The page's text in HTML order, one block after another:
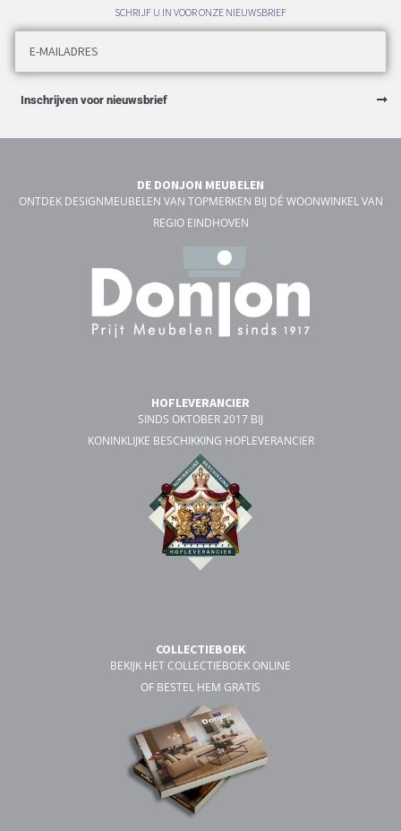
SCHRIJF U IN VOOR ONZE NIEUWSBRIEF
Inschrijven voor nieuwsbrief
DE DONJON MEUBELEN
ONTDEK DESIGNMEUBELEN VAN TOPMERKEN BIJ DÉ WOONWINKEL VAN
REGIO EINDHOVEN
HOFLEVERANCIER
SINDS OKTOBER 2017 BIJ
KONINKLIJKE BESCHIKKING HOFLEVERANCIER
COLLECTIEBOEK
BEKIJK HET COLLECTIEBOEK ONLINE
OF BESTEL HEM GRATIS